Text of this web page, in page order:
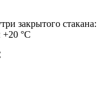
закрытого стакана:
°С